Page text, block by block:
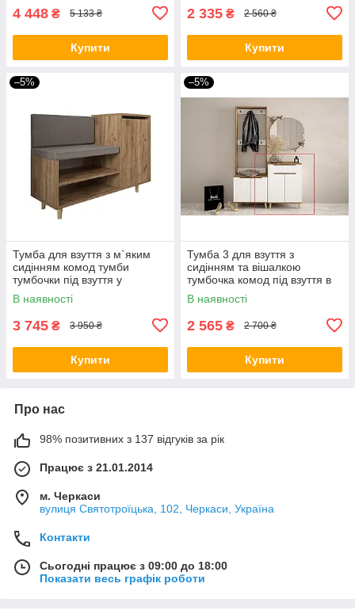
4 448 ₴ 5 133 ₴
Купити
2 335 ₴ 2 560 ₴
Купити
–5%
Тумба для взуття з м`яким
сидінням комод тумби
тумбочки під взуття у
передпокій коридор ТО 12
1000х400х730 мм.
В наявності
3 745 ₴ 3 950 ₴
Купити
–5%
Тумба 3 для взуття з
сидінням та вішалкою
тумбочка комод під взуття в
передпокій коридор Саліван
600х330х830 мм.
В наявності
2 565 ₴ 2 700 ₴
Купити
Про нас
98% позитивних з 137 відгуків за рік
Працює з 21.01.2014
м. Черкаси
вулиця Святотроїцька, 102, Черкаси, Україна
Контакти
Сьогодні працює з 09:00 до 18:00
Показати весь графік роботи